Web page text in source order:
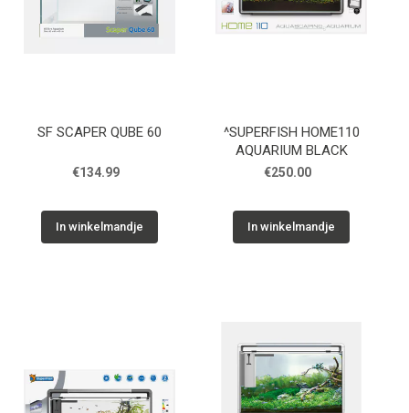
SF SCAPER QUBE 60
€134.99
In winkelmandje
^SUPERFISH HOME110
AQUARIUM BLACK
€250.00
In winkelmandje